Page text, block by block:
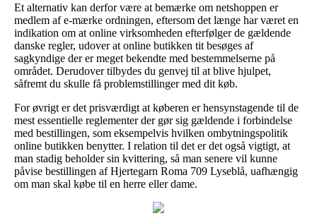
Et alternativ kan derfor være at bemærke om netshoppen er
medlem af e-mærke ordningen, eftersom det længe har været en
indikation om at online virksomheden efterfølger de gældende
danske regler, udover at online butikken tit besøges af
sagkyndige der er meget bekendte med bestemmelserne på
området. Derudover tilbydes du genvej til at blive hjulpet,
såfremt du skulle få problemstillinger med dit køb.
For øvrigt er det prisværdigt at køberen er hensynstagende til de
mest essentielle reglementer der gør sig gældende i forbindelse
med bestillingen, som eksempelvis hvilken ombytningspolitik
online butikken benytter. I relation til det er det også vigtigt, at
man stadig beholder sin kvittering, så man senere vil kunne
påvise bestillingen af Hjertegarn Roma 709 Lyseblå, uafhængig
om man skal købe til en herre eller dame.